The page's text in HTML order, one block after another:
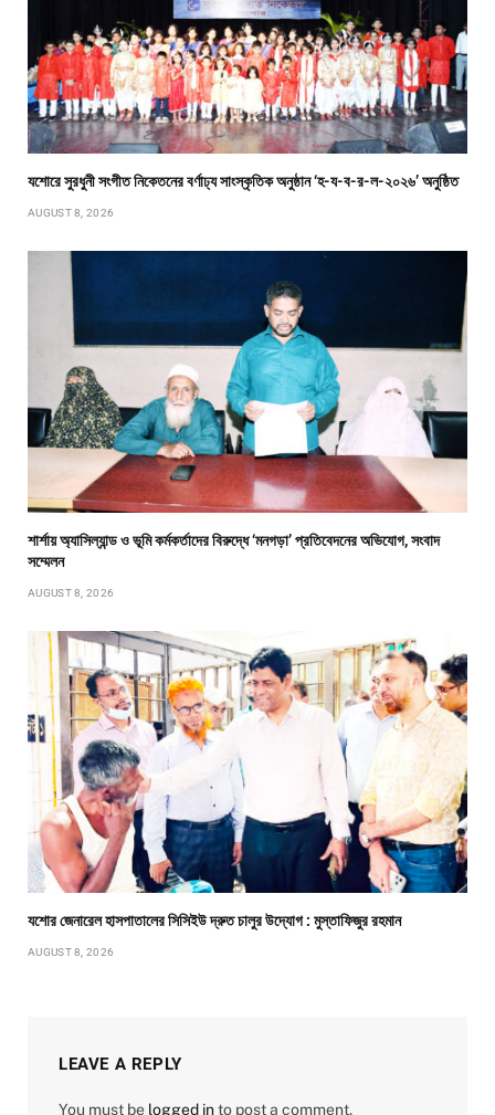
যশোরে সুরধুনী সংগীত নিকেতনের বর্ণাঢ্য সাংস্কৃতিক অনুষ্ঠান ‘হ-য-ব-র-ল-২০২৬’ অনুষ্ঠিত
AUGUST 8, 2026
শার্শায় অ্যাসিল্যান্ড ও ভূমি কর্মকর্তাদের বিরুদ্ধে ‘মনগড়া’ প্রতিবেদনের অভিযোগ, সংবাদ
সম্মেলন
AUGUST 8, 2026
যশোর জেনারেল হাসপাতালের সিসিইউ দ্রুত চালুর উদ্যোগ : মুস্তাফিজুর রহমান
AUGUST 8, 2026
LEAVE A REPLY
You must be logged into post a comment.